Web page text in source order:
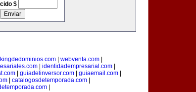
$
| webventa.com|
| identidadempresarial.com|
| guiadelinversor.com| guiaemail.com|
catalogosdetemporada.com